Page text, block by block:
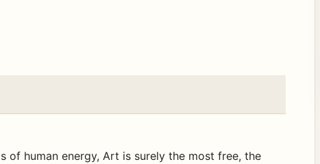
of human energy, Art is surely the most free, the